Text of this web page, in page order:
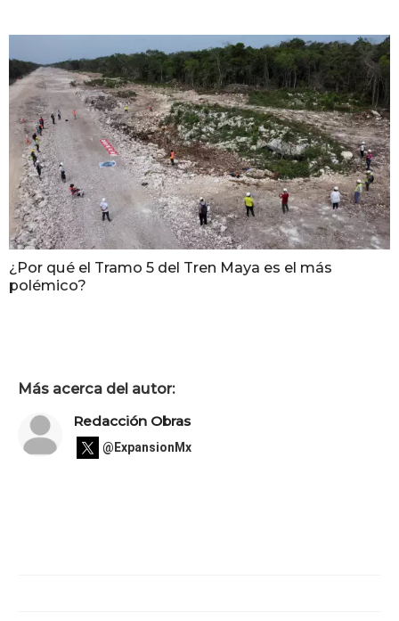
¿Por qué el Tramo 5 del Tren Maya es el más
polémico?
Más acerca del autor:
Redacción Obras
@ExpansionMx